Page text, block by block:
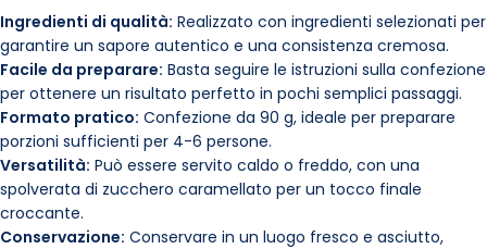
Ingredienti di qualità: Realizzato con ingredienti selezionati per
garantire un sapore autentico e una consistenza cremosa.
Facile da preparare: Basta seguire le istruzioni sulla confezione
per ottenere un risultato perfetto in pochi semplici passaggi.
Formato pratico: Confezione da 90 g, ideale per preparare
porzioni sufficienti per 4-6 persone.
Versatilità: Può essere servito caldo o freddo, con una
spolverata di zucchero caramellato per un tocco finale
croccante.
Conservazione: Conservare in un luogo fresco e asciutto,